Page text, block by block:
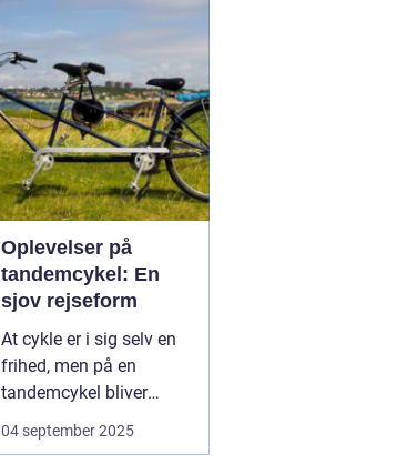
Elbilerne tilbyder ikke
blot en grønnere
køreoplevelse, men o...
Oplevelser på
tandemcykel: En
sjov rejseform
At cykle er i sig selv en
frihed, men på en
tandemcykel bliver
oplevelsen noget helt
særligt. Her handler det
04 september 2025